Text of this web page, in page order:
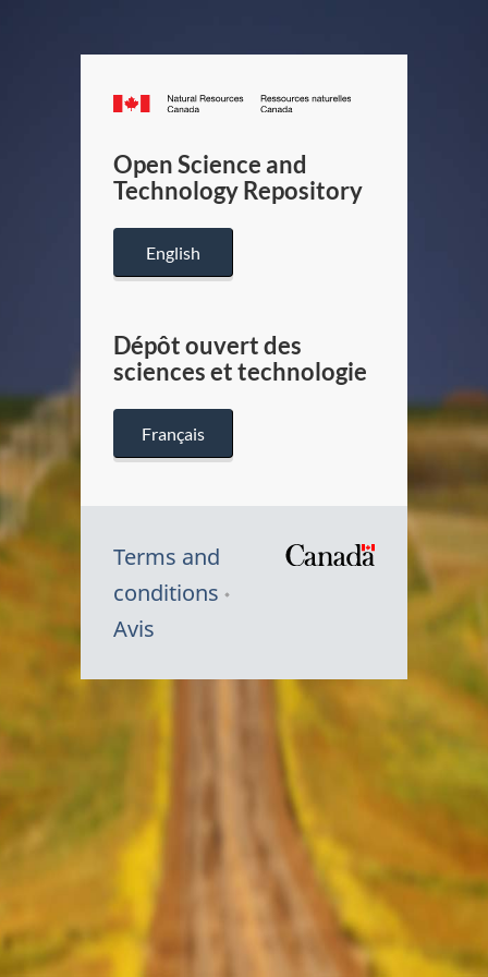
Canada.ca
/
Canada
Open Science and
Technology Repository
English
Dépôt ouvert des
sciences et technologie
Français
Terms and
conditions
Avis
Symbole
Canada